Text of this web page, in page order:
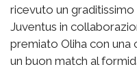
ricevuto un
Juventus in
premiato Oliha con una
un buon match al